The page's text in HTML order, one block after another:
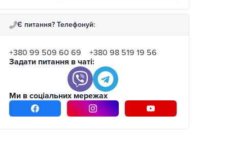
Є питання? Телефонуй:
+380 99 509 60 69
+380 98 519 19 56
Задати питання в чаті:
Ми в соціальних мережах